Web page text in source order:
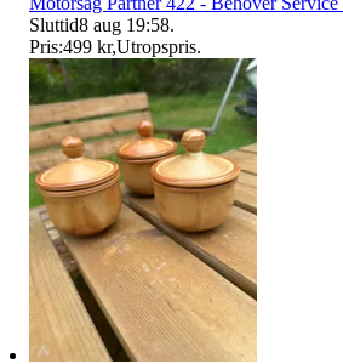
Sluttid8 aug 19:58.
Pris:499 kr,Utropspris.